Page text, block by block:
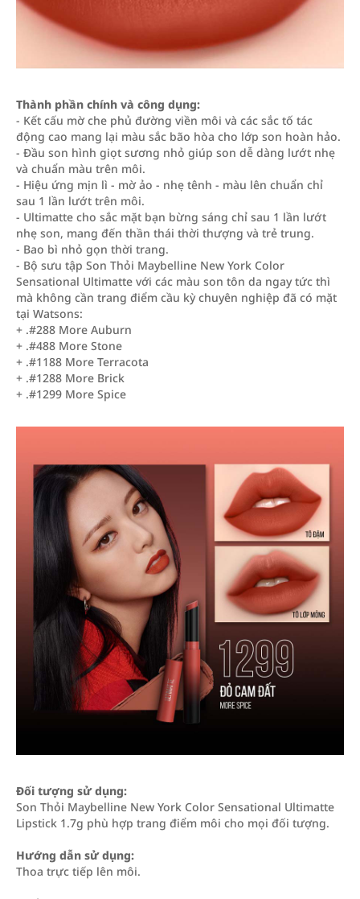
Thành phần chính và công dụng:
- Kết cấu mờ che phủ đường viền môi và các sắc tố tác
động cao mang lại màu sắc bão hòa cho lớp son hoàn hảo.
- Đầu son hình giọt sương nhỏ giúp son dễ dàng lướt nhẹ
và chuẩn màu trên môi.
- Hiệu ứng mịn lì - mờ ảo - nhẹ tênh - màu lên chuẩn chỉ
sau 1 lần lướt trên môi.
- Ultimatte cho sắc mặt bạn bừng sáng chỉ sau 1 lần lướt
nhẹ son, mang đến thần thái thời thượng và trẻ trung.
- Bao bì nhỏ gọn thời trang.
- Bộ sưu tập Son Thỏi Maybelline New York Color
Sensational Ultimatte với các màu son tôn da ngay tức thì
mà không cần trang điểm cầu kỳ chuyên nghiệp đã có mặt
tại Watsons:
+ .#288 More Auburn
+ .#488 More Stone
+ .#1188 More Terracota
+ .#1288 More Brick
+ .#1299 More Spice
Đối tượng sử dụng:
Son Thỏi Maybelline New York Color Sensational Ultimatte
Lipstick 1.7g phù hợp trang điểm môi cho mọi đối tượng.
Hướng dẫn sử dụng:
Thoa trực tiếp lên môi.